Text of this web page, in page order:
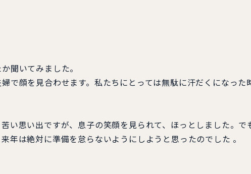
聞いてみました。
で顔を見合わせます。私たちにとっては無駄に汗だくになった
い思い出ですが、息子の笑顔を見られて、ほっとしました。で
年は絶対に準備を怠らないようにしようと思ったのでした 。